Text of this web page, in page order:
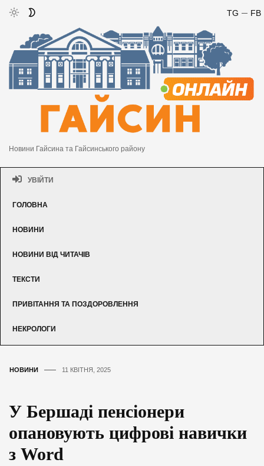
FB
TG
Новини Гайсина та Гайсинського району
УВІЙТИ
ГОЛОВНА
НОВИНИ
НОВИНИ ВІД ЧИТАЧІВ
ТЕКСТИ
ПРИВІТАННЯ ТА ПОЗДОРОВЛЕННЯ
НЕКРОЛОГИ
НОВИНИ 11 КВІТНЯ, 2025
У Бершаді пенсіонери
опановують цифрові навички
з Word